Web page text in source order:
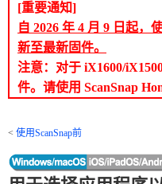
[重要通知]
自 2026 年 4 月 9 日起，
新至最新固件。
注意：对于 iX1600/
件。请使用 ScanSnap
使用ScanSnap前